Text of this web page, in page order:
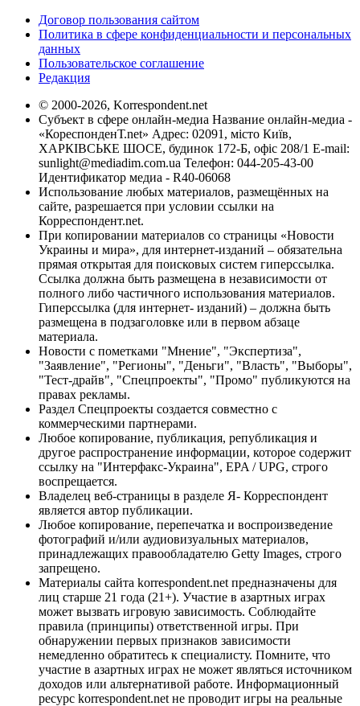
Договор пользования сайтом
Политика в сфере конфиденциальности и персональных
данных
Пользовательское соглашение
Редакция
© 2000-2026, Korrespondent.net
Субъект в сфере онлайн-медиа Название онлайн-медиа -
«КореспонденТ.net» Адрес: 02091, місто Київ,
ХАРКІВСЬКЕ ШОСЕ, будинок 172-Б, офіс 208/1 E-mail:
sunlight@mediadim.com.ua Телефон: 044-205-43-00
Идентификатор медиа - R40-06068
Использование любых материалов, размещённых на
сайте, разрешается при условии ссылки на
Корреспондент.net.
При копировании материалов со страницы «Новости
Украины и мира», для интернет-изданий – обязательна
прямая открытая для поисковых систем гиперссылка.
Ссылка должна быть размещена в независимости от
полного либо частичного использования материалов.
Гиперссылка (для интернет- изданий) – должна быть
размещена в подзаголовке или в первом абзаце
материала.
Новости с пометками "Мнение", "Экспертиза",
"Заявление", "Регионы", "Деньги", "Власть", "Выборы",
"Тест-драйв", "Спецпроекты", "Промо" публикуются на
правах рекламы.
Раздел Спецпроекты создается совместно с
коммерческими партнерами.
Любое копирование, публикация, републикация и
другое распространение информации, которое содержит
ссылку на "Интерфакс-Украина", EPA / UPG, строго
воспрещается.
Владелец веб-страницы в разделе Я- Корреспондент
является автор публикации.
Любое копирование, перепечатка и воспроизведение
фотографий и/или аудиовизуальных материалов,
принадлежащих правообладателю Getty Images, строго
запрещено.
Материалы сайта korrespondent.net предназначены для
лиц старше 21 года (21+). Участие в азартных играх
может вызвать игровую зависимость. Соблюдайте
правила (принципы) ответственной игры. При
обнаружении первых признаков зависимости
немедленно обратитесь к специалисту. Помните, что
участие в азартных играх не может являться источником
доходов или альтернативой работе. Информационный
ресурс korrespondent.net не проводит игры на реальные